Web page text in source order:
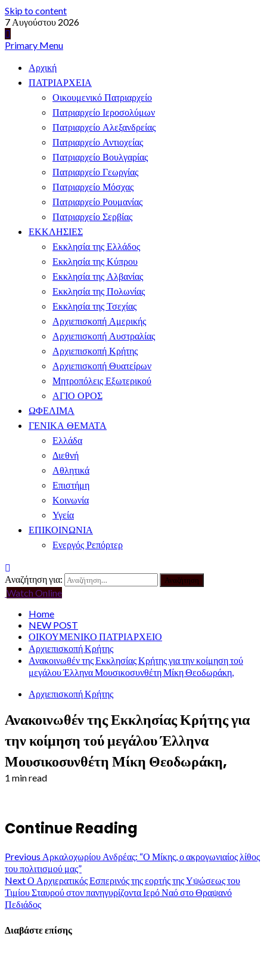
Skip to content
7 Αυγούστου 2026
Primary Menu
Αρχική
ΠΑΤΡΙΑΡΧΕΙΑ
Οικουμενικό Πατριαρχείο
Πατριαρχείο Ιεροσολύμων
Πατριαρχείο Αλεξανδρείας
Πατριαρχείο Αντιοχείας
Πατριαρχείο Βουλγαρίας
Πατριαρχείο Γεωργίας
Πατριαρχείο Μόσχας
Πατριαρχείο Ρουμανίας
Πατριαρχείο Σερβίας
ΕΚΚΛΗΣΙΕΣ
Εκκλησία της Ελλάδος
Εκκλησία της Κύπρου
Εκκλησία της Αλβανίας
Εκκλησία της Πολωνίας
Εκκλησία της Τσεχίας
Αρχιεπισκοπή Αμερικής
Αρχιεπισκοπή Αυστραλίας
Αρχιεπισκοπή Κρήτης
Αρχιεπισκοπή Θυατείρων
Μητροπόλεις Εξωτερικού
ΑΓΙΟ ΟΡΟΣ
ΩΦΕΛΙΜΑ
ΓΕΝΙΚΑ ΘΕΜΑΤΑ
Ελλάδα
Διεθνή
Αθλητικά
Επιστήμη
Κοινωνία
Υγεία
ΕΠΙΚΟΙΝΩΝΙΑ
Ενεργός Ρεπόρτερ
Αναζήτηση για:
Watch Online
Home
NEW POST
ΟΙΚΟΥΜΕΝΙΚΟ ΠΑΤΡΙΑΡΧΕΙΟ
Αρχιεπισκοπή Κρήτης
Ανακοινωθέν της Εκκλησίας Κρήτης για την κοίμηση τού
μεγάλου Έλληνα Μουσικοσυνθέτη Μίκη Θεοδωράκη,
Αρχιεπισκοπή Κρήτης
Ανακοινωθέν της Εκκλησίας Κρήτης για
την κοίμηση τού μεγάλου Έλληνα
Μουσικοσυνθέτη Μίκη Θεοδωράκη,
1 min read
Continue Reading
Previous Αρκαλοχωρίου Ανδρέας: “Ο Μίκης, ο ακρογωνιαίος λίθος
του πολιτισμού μας”
NextΟ Αρχιερατικός Εσπερινός της εορτής της Υψώσεως του
Τιμίου Σταυρού στον πανηγυρίζοντα Ιερό Ναό στο Θραψανό
Πεδιάδος
Διαβάστε επίσης